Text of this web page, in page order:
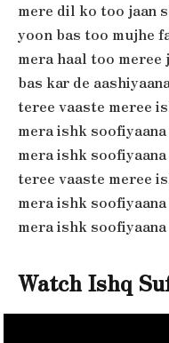
mere dil ko too jaan
yoon bas too mujhe
mera haal too meree
bas kar de
teree vaaste meree
mera ishk soofiyaana
mera ishk soofiyaana
teree vaaste meree
mera ishk soofiyaana
mera ishk soofiyaana
Watch Ishq